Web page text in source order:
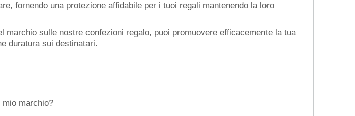
fornendo una protezione affidabile per i tuoi regali mantenendo la loro
sulle nostre confezioni regalo, puoi promuovere efficacemente la tua
duratura sui destinatari.
marchio?